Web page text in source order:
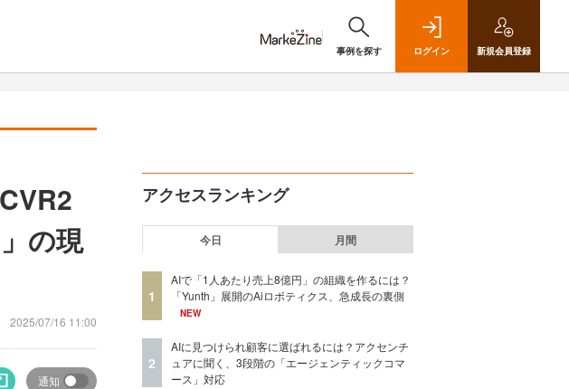
事例を探す ログイン 新規会員登録
の現
2025/07/16 11:00
通知
アクセスランキング
今日 月間
1
AIで「1人あたり売上8億円」の組織を作るには？
「Yunth」展開のAiロボティクス、急成長の裏側
NEW
2
AIに見つけられ顧客に選ばれるには？アクセンチ
ュアに聞く、3段階の「エージェンティックコマ
ース」対応